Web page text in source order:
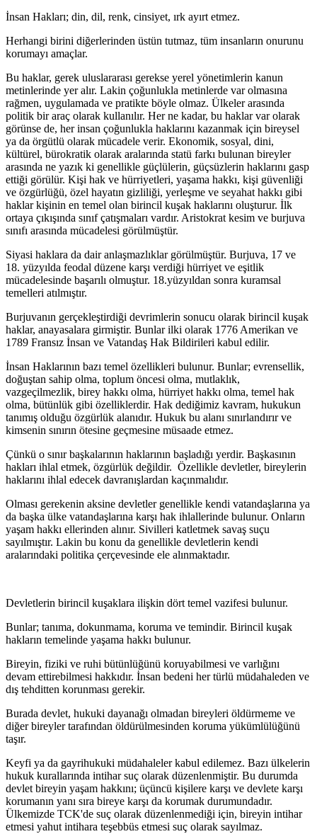
İnsan Hakları; din, dil, renk, cinsiyet, ırk ayırt etmez.
Herhangi birini diğerlerinden üstün tutmaz, tüm insanların onurunu
korumayı amaçlar.
Bu haklar, gerek uluslararası gerekse yerel yönetimlerin kanun
metinlerinde yer alır. Lakin çoğunlukla metinlerde var olmasına
rağmen, uygulamada ve pratikte böyle olmaz. Ülkeler arasında
politik bir araç olarak kullanılır. Her ne kadar, bu haklar var olarak
görünse de, her insan çoğunlukla haklarını kazanmak için bireysel
ya da örgütlü olarak mücadele verir. Ekonomik, sosyal, dini,
kültürel, bürokratik olarak aralarında statü farkı bulunan bireyler
arasında ne yazık ki genellikle güçlülerin, güçsüzlerin haklarını gasp
ettiği görülür. Kişi hak ve hürriyetleri, yaşama hakkı, kişi güvenliği
ve özgürlüğü, özel hayatın gizliliği, yerleşme ve seyahat hakkı gibi
haklar kişinin en temel olan birincil kuşak haklarını oluşturur. İlk
ortaya çıkışında sınıf çatışmaları vardır. Aristokrat kesim ve burjuva
sınıfı arasında mücadelesi görülmüştür.
Siyasi haklara da dair anlaşmazlıklar görülmüştür. Burjuva, 17 ve
18. yüzyılda feodal düzene karşı verdiği hürriyet ve eşitlik
mücadelesinde başarılı olmuştur. 18.yüzyıldan sonra kuramsal
temelleri atılmıştır.
Burjuvanın gerçekleştirdiği devrimlerin sonucu olarak birincil kuşak
haklar, anayasalara girmiştir. Bunlar ilki olarak 1776 Amerikan ve
1789 Fransız İnsan ve Vatandaş Hak Bildirileri kabul edilir.
İnsan Haklarının bazı temel özellikleri bulunur. Bunlar; evrensellik,
doğuştan sahip olma, toplum öncesi olma, mutlaklık,
vazgeçilmezlik, birey hakkı olma, hürriyet hakkı olma, temel hak
olma, bütünlük gibi özelliklerdir. Hak dediğimiz kavram, hukukun
tanımış olduğu özgürlük alanıdır. Hukuk bu alanı sınırlandırır ve
kimsenin sınırın ötesine geçmesine müsaade etmez.
Çünkü o sınır başkalarının haklarının başladığı yerdir. Başkasının
hakları ihlal etmek, özgürlük değildir. Özellikle devletler, bireylerin
haklarını ihlal edecek davranışlardan kaçınmalıdır.
Olması gerekenin aksine devletler genellikle kendi vatandaşlarına ya
da başka ülke vatandaşlarına karşı hak ihlallerinde bulunur. Onların
yaşam hakkı ellerinden alınır. Sivilleri katletmek savaş suçu
sayılmıştır. Lakin bu konu da genellikle devletlerin kendi
aralarındaki politika çerçevesinde ele alınmaktadır.
Devletlerin birincil kuşaklara ilişkin dört temel vazifesi bulunur.
Bunlar; tanıma, dokunmama, koruma ve temindir. Birincil kuşak
hakların temelinde yaşama hakkı bulunur.
Bireyin, fiziki ve ruhi bütünlüğünü koruyabilmesi ve varlığını
devam ettirebilmesi hakkıdır. İnsan bedeni her türlü müdahaleden ve
dış tehditten korunması gerekir.
Burada devlet, hukuki dayanağı olmadan bireyleri öldürmeme ve
diğer bireyler tarafından öldürülmesinden koruma yükümlülüğünü
taşır.
Keyfi ya da gayrihukuki müdahaleler kabul edilemez. Bazı ülkelerin
hukuk kurallarında intihar suç olarak düzenlenmiştir. Bu durumda
devlet bireyin yaşam hakkını; üçüncü kişilere karşı ve devlete karşı
korumanın yanı sıra bireye karşı da korumak durumundadır.
Ülkemizde TCK'de suç olarak düzenlenmediği için, bireyin intihar
etmesi yahut intihara teşebbüs etmesi suç olarak sayılmaz.